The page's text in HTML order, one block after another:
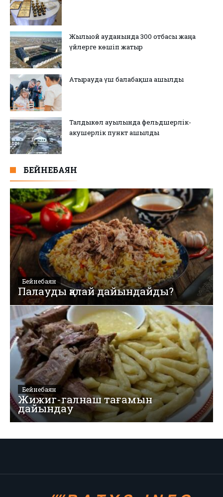
Жылыой ауданында 300 отбасы жаңа
үйлерге көшіп жатыр
Атырауда үш балабақша ашылды
Талдыкөл ауылында фельдшерлік-
акушерлік пункт ашылды
БЕЙНЕБАЯН
Бейнебаян
Палауды қалай дайындайды?
Бейнебаян
Жижиг-галнаш тағамын
дайындау